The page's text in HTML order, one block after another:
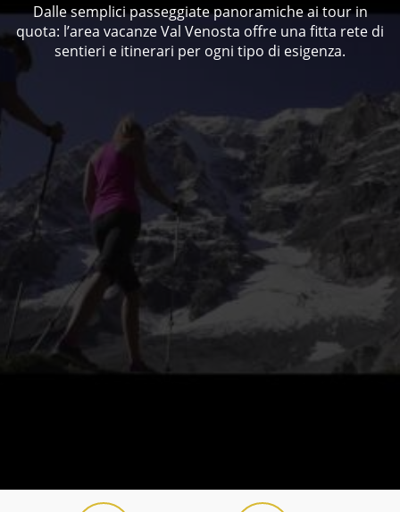
Dalle semplici passeggiate panoramiche ai tour in
quota: l’area vacanze Val Venosta offre una fitta rete di
sentieri e itinerari per ogni tipo di esigenza.